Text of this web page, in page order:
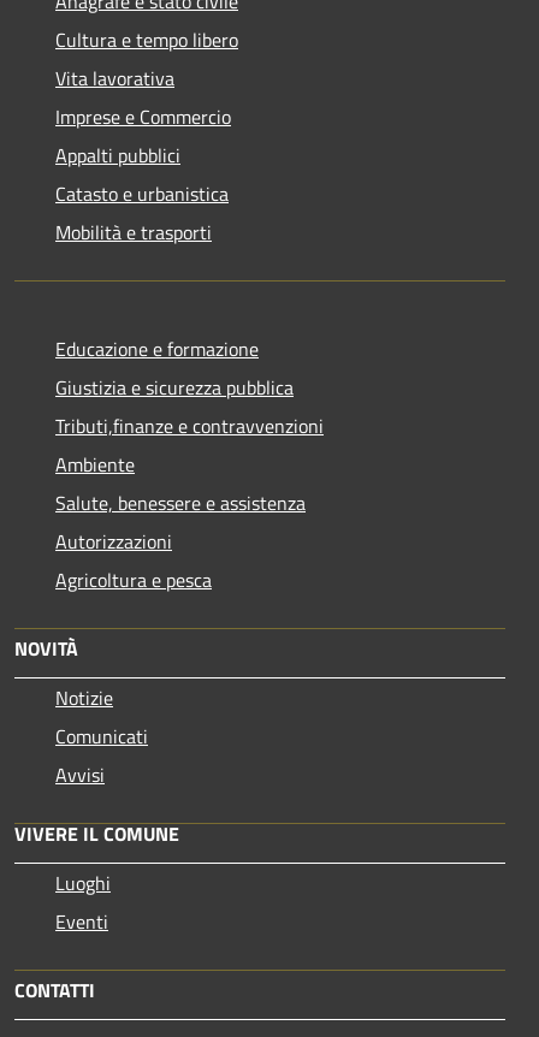
Cultura e tempo libero
Vita lavorativa
Imprese e Commercio
Appalti pubblici
Catasto e urbanistica
Mobilità e trasporti
Educazione e formazione
Giustizia e sicurezza pubblica
Tributi,finanze e contravvenzioni
Ambiente
Salute, benessere e assistenza
Autorizzazioni
Agricoltura e pesca
NOVITÀ
Notizie
Comunicati
Avvisi
VIVERE IL COMUNE
Luoghi
Eventi
CONTATTI